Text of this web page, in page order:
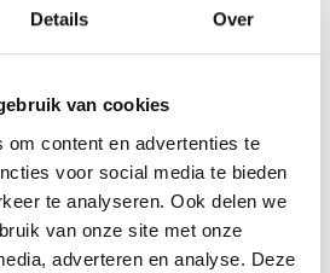
Details Over
van cookies
om content en advertenties te
voor social media te bieden
te analyseren. Ook delen we
van onze site met onze
adverteren en analyse. Deze
€1.699,00